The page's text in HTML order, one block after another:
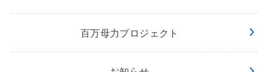
百万母力プロジェクト